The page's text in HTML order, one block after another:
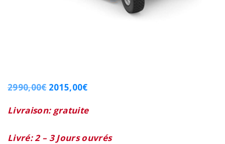
2990,00€ 2015,00€
Livraison: gratuite
Livré: 2 – 3 Jours ouvrés